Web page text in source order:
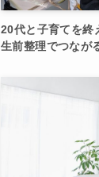
20代と子育てを終
生前整理でつなが